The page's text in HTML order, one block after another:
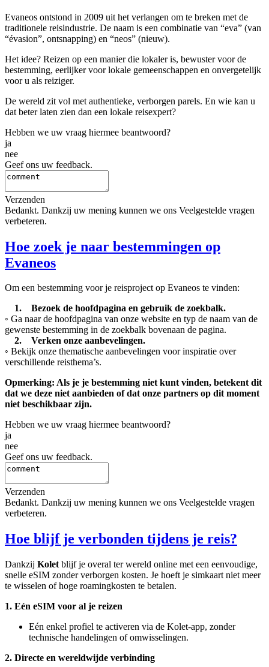
Evaneos ontstond in 2009 uit het verlangen om te breken met de
traditionele reisindustrie. De naam is een combinatie van “eva” (van
“évasion”, ontsnapping) en “neos” (nieuw).
Het idee? Reizen op een manier die lokaler is, bewuster voor de
bestemming, eerlijker voor lokale gemeenschappen en onvergetelijk
voor u als reiziger.
De wereld zit vol met authentieke, verborgen parels. En wie kan u
dat beter laten zien dan een lokale reisexpert?
Hebben we uw vraag hiermee beantwoord?
ja
nee
Geef ons uw feedback.
Verzenden
Bedankt. Dankzij uw mening kunnen we ons Veelgestelde vragen
verbeteren.
Hoe zoek je naar bestemmingen op
Evaneos
Om een bestemming voor je reisproject op Evaneos te vinden:
1. Bezoek de hoofdpagina en gebruik de zoekbalk.
◦ Ga naar de hoofdpagina van onze website en typ de naam van de
gewenste bestemming in de zoekbalk bovenaan de pagina.
2. Verken onze aanbevelingen.
◦ Bekijk onze thematische aanbevelingen voor inspiratie over
verschillende reisthema’s.
Opmerking: Als je je bestemming niet kunt vinden, betekent dit
dat we deze niet aanbieden of dat onze partners op dit moment
niet beschikbaar zijn.
Hebben we uw vraag hiermee beantwoord?
ja
nee
Geef ons uw feedback.
Verzenden
Bedankt. Dankzij uw mening kunnen we ons Veelgestelde vragen
verbeteren.
Hoe blijf je verbonden tijdens je reis?
Dankzij Kolet blijf je overal ter wereld online met een eenvoudige,
snelle eSIM zonder verborgen kosten. Je hoeft je simkaart niet meer
te wisselen of hoge roamingkosten te betalen.
1. Eén eSIM voor al je reizen
Eén enkel profiel te activeren via de Kolet-app, zonder
technische handelingen of omwisselingen.
2. Directe en wereldwijde verbinding